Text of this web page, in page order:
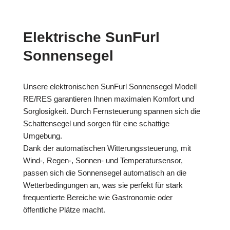
Elektrische SunFurl
Sonnensegel
Unsere elektronischen SunFurl Sonnensegel Modell
RE/RES garantieren Ihnen maximalen Komfort und
Sorglosigkeit. Durch Fernsteuerung spannen sich die
Schattensegel und sorgen für eine schattige
Umgebung.
Dank der automatischen Witterungssteuerung, mit
Wind-, Regen-, Sonnen- und Temperatursensor,
passen sich die Sonnensegel automatisch an die
Wetterbedingungen an, was sie perfekt für stark
frequentierte Bereiche wie Gastronomie oder
öffentliche Plätze macht.